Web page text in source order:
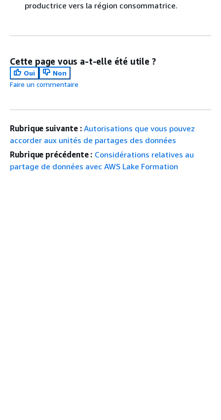
productrice vers la région consommatrice.
Cette page vous a-t-elle été utile ?
Oui
Non
Faire un commentaire
Rubrique suivante : Autorisations que vous pouvez
accorder aux unités de partages des données
Rubrique précédente : Considérations relatives au
partage de données avec AWS Lake Formation